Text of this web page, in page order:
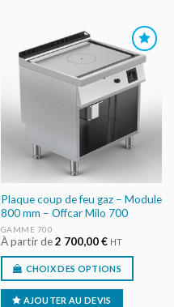
AJOUTER
AU DEVIS
Plaque coup de feu gaz – Module
800 mm – Offcar Milo 700
GAMME 700
À partir de2 700,00€ HT
CHOIX DES OPTIONS
AJOUTER AU DEVIS